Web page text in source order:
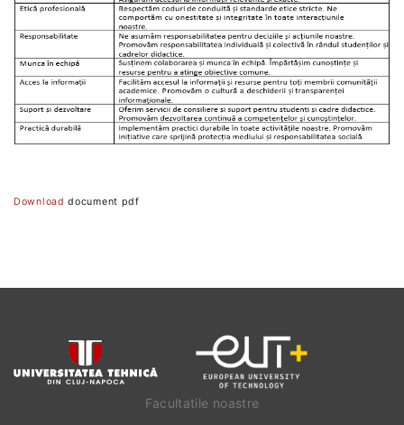
Download document pdf
Facultatile noastre